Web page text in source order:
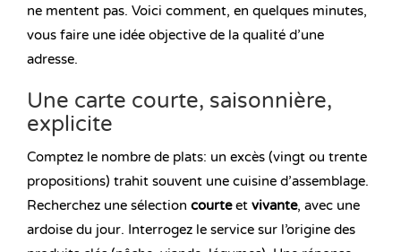
ne mentent pas. Voici comment, en quelques minutes,
vous faire une idée objective de la qualité d’une
adresse.
Une carte courte, saisonnière,
explicite
Comptez le nombre de plats: un excès (vingt ou trente
propositions) trahit souvent une cuisine d’assemblage.
Recherchez une sélection courteet vivante, avec une
ardoise du jour. Interrogez le service sur l’origine des